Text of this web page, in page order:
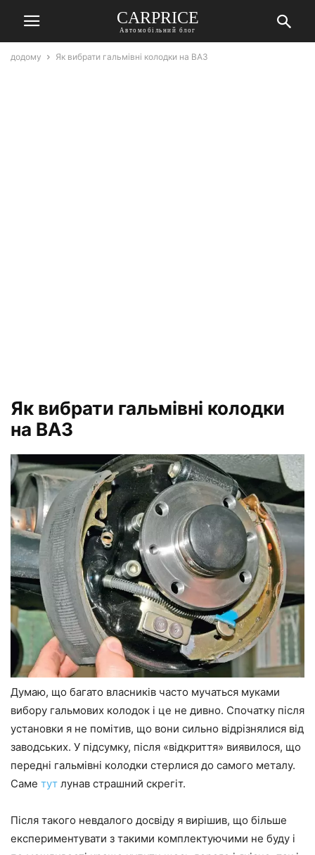
СARPRICE
Автомобільний блог
додому Як вибрати гальмівні колодки на ВАЗ
Як вибрати гальмівні колодки
на ВАЗ
Думаю, що багато власників часто мучаться муками
вибору гальмових колодок і це не дивно. Спочатку після
установки я не помітив, що вони сильно відрізнялися від
заводських. У підсумку, після «відкриття» виявилося, що
передні гальмівні колодки стерлися до самого металу.
Саме тут лунав страшний скрегіт.
Після такого невдалого досвіду я вирішив, що більше
експериментувати з такими комплектуючими не буду і